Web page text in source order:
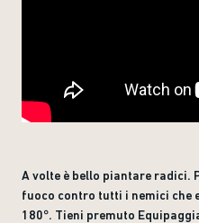
A volte è bello piantare radici.
fuoco contro tutti i nemici che
180°. Tieni premuto